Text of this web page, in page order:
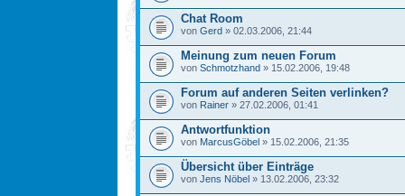
Chat Room
von Gerd » 02.03.2006, 21:44
Meinung zum neuen Forum
von Schmotzhand » 15.02.2006, 19:48
Forum auf anderen Seiten verlinken?
von Rainer » 27.02.2006, 01:41
Antwortfunktion
von MarcusGöbel » 15.02.2006, 21:35
Übersicht über Einträge
von Jens Nöbel » 13.02.2006, 23:32